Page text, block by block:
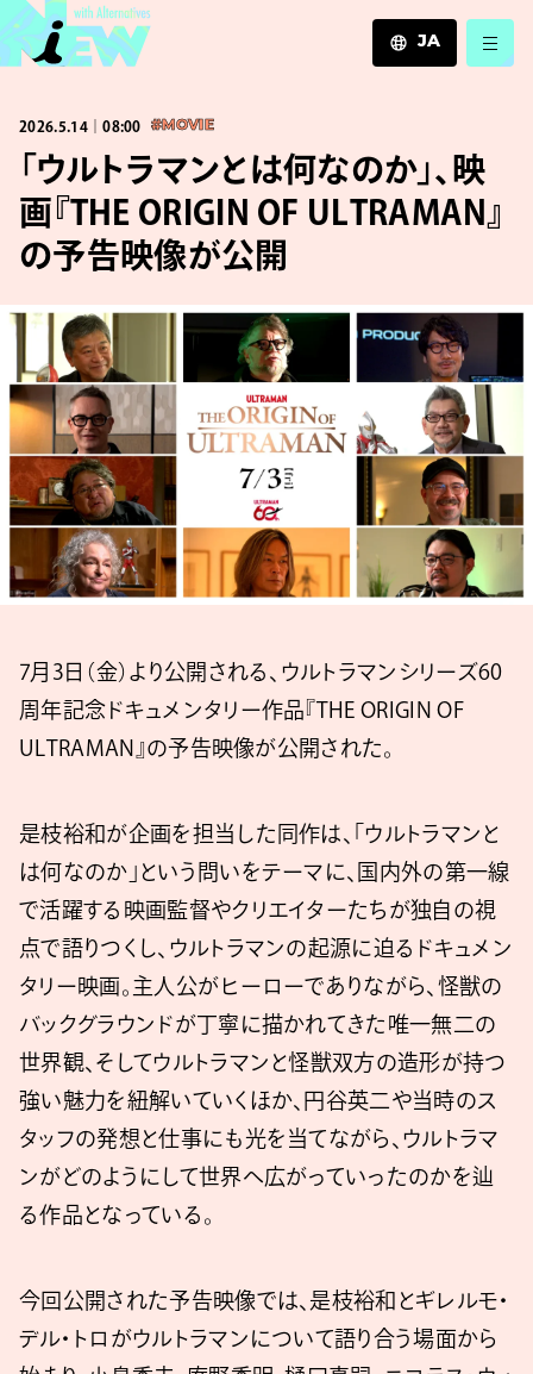
JA
ZH
2026.5.14｜08:00 #MOVIE
「ウルトラマンとは何なのか」、映
画『THE ORIGIN OF ULTRAMAN』
の予告映像が公開
7月3日（金）より公開される、ウルトラマンシリーズ60
周年記念ドキュメンタリー作品『THE ORIGIN OF
ULTRAMAN』の予告映像が公開された。
是枝裕和が企画を担当した同作は、「ウルトラマンと
は何なのか」という問いをテーマに、国内外の第一線
で活躍する映画監督やクリエイターたちが独自の視
点で語りつくし、ウルトラマンの起源に迫るドキュメン
タリー映画。主人公がヒーローでありながら、怪獣の
バックグラウンドが丁寧に描かれてきた唯一無二の
世界観、そしてウルトラマンと怪獣双方の造形が持つ
強い魅力を紐解いていくほか、円谷英二や当時のス
タッフの発想と仕事にも光を当てながら、ウルトラマ
ンがどのようにして世界へ広がっていったのかを辿
る作品となっている。
今回公開された予告映像では、是枝裕和とギレルモ・
デル・トロがウルトラマンについて語り合う場面から